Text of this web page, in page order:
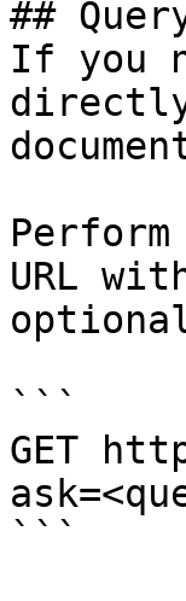
##
If you
URL
```
GET
```